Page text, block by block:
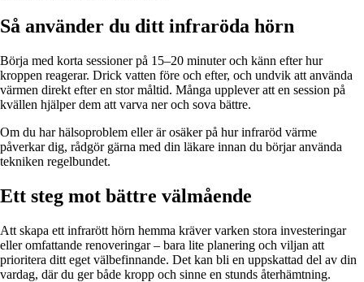
Så använder du ditt infraröda hörn
Börja med korta sessioner på 15–20 minuter och känn efter hur
kroppen reagerar. Drick vatten före och efter, och undvik att använda
värmen direkt efter en stor måltid. Många upplever att en session på
kvällen hjälper dem att varva ner och sova bättre.
Om du har hälsoproblem eller är osäker på hur infraröd värme
påverkar dig, rådgör gärna med din läkare innan du börjar använda
tekniken regelbundet.
Ett steg mot bättre välmående
Att skapa ett infrarött hörn hemma kräver varken stora investeringar
eller omfattande renoveringar – bara lite planering och viljan att
prioritera ditt eget välbefinnande. Det kan bli en uppskattad del av din
vardag, där du ger både kropp och sinne en stunds återhämtning.